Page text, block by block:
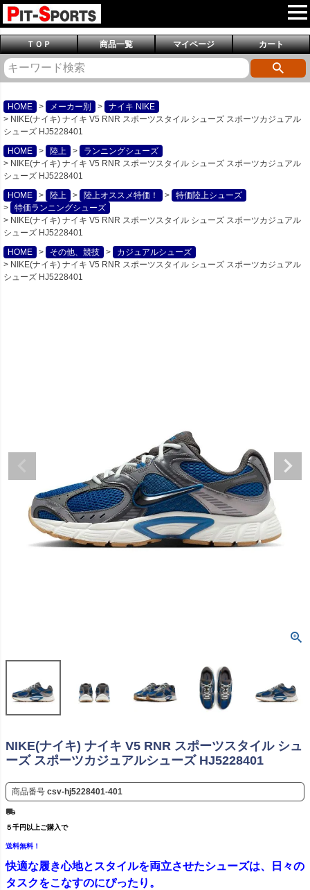
ＴＯＰ 商品一覧 マイページ カート
HOME メーカー別
ナイキ NIKE
NIKE(ナイキ) ナイキ V5 RNR スポーツスタイル シューズ スポーツカジュアル
シューズ HJ5228401
HOME
陸上
ランニングシューズ
NIKE(ナイキ) ナイキ V5 RNR スポーツスタイル シューズ スポーツカジュアル
シューズ HJ5228401
HOME
陸上 陸上オススメ特価！
特価陸上シューズ
特価ランニングシューズ
NIKE(ナイキ) ナイキ V5 RNR スポーツスタイル シューズ スポーツカジュアル
シューズ HJ5228401
HOME
その他、競技
カジュアルシューズ
NIKE(ナイキ) ナイキ V5 RNR スポーツスタイル シューズ スポーツカジュアル
シューズ HJ5228401
NIKE(ナイキ) ナイキ V5 RNR スポーツスタイル シュ
ーズ スポーツカジュアルシューズ HJ5228401
商品番号 csv-hj5228401-401
５千円以上ご購入で
送料無料！
快適な履き心地とスタイルを両立させたシューズは、日々の
タスクをこなすのにぴったり。